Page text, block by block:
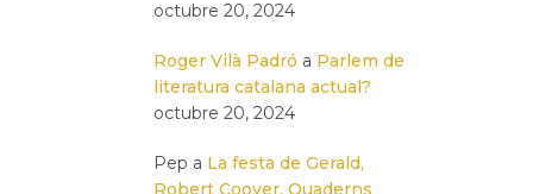
octubre 20, 2024
Roger Vilà Padró a Parlem de
literatura catalana actual?
octubre 20, 2024
Pep a La festa de Gerald,
Robert Coover, Quaderns